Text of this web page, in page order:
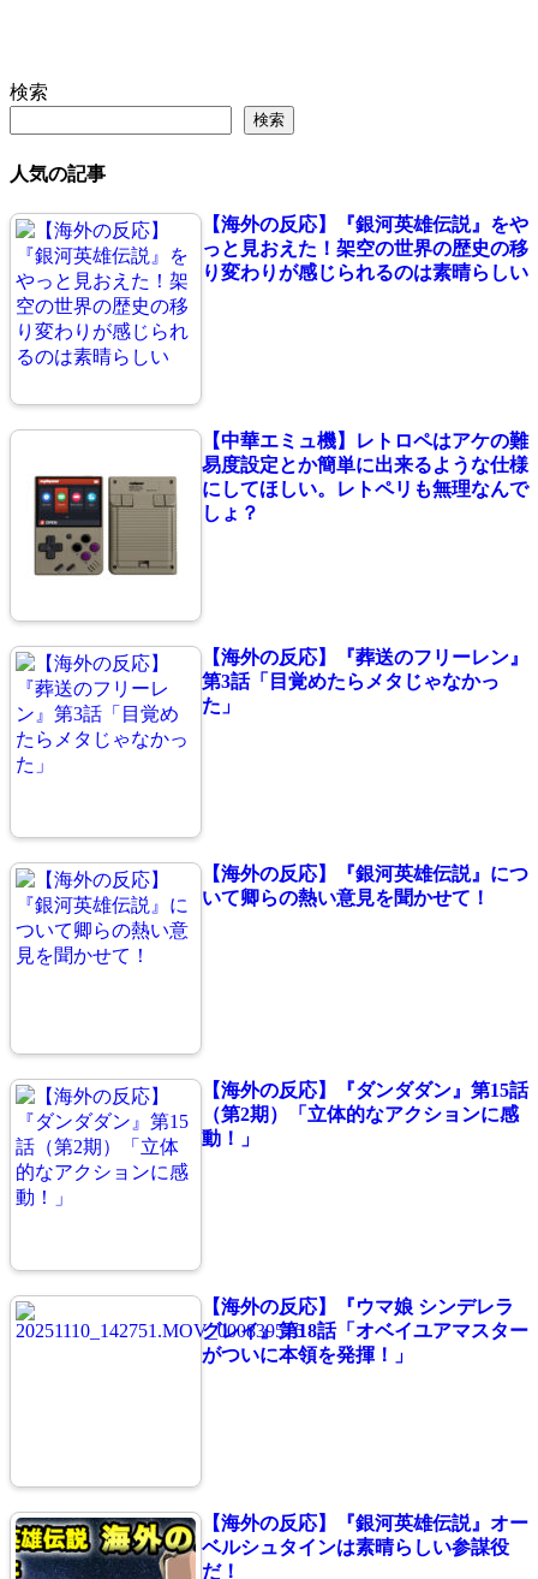
検索
検索
人気の記事
【海外の反応】『銀河英雄伝説』をや
っと見おえた！架空の世界の歴史の移
り変わりが感じられるのは素晴らしい
【中華エミュ機】レトロペはアケの難
易度設定とか簡単に出来るような仕様
にしてほしい。レトペリも無理なんで
しょ？
【海外の反応】『葬送のフリーレン』
第3話「目覚めたらメタじゃなかっ
た」
【海外の反応】『銀河英雄伝説』につ
いて卿らの熱い意見を聞かせて！
【海外の反応】『ダンダダン』第15話
（第2期）「立体的なアクションに感
動！」
【海外の反応】『ウマ娘 シンデレラ
グレイ』第18話「オベイユアマスター
がついに本領を発揮！」
【海外の反応】『銀河英雄伝説』オー
ベルシュタインは素晴らしい参謀役
だ！